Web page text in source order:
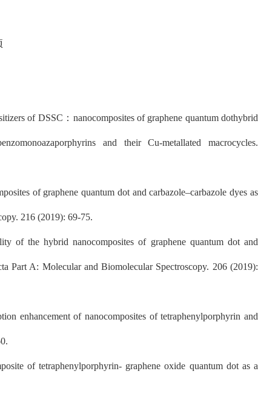
of DSSC：nanocomposites of graphene quantum dothybrid
and their Cu-metallated macrocycles.
of graphene quantum dot and carbazole–carbazole dyes as
216 (2019): 69-75.
of the hybrid nanocomposites of graphene quantum dot and
Part A: Molecular and Biomolecular Spectroscopy. 206 (2019):
enhancement of nanocomposites of tetraphenylporphyrin and
of tetraphenylporphyrin- graphene oxide quantum dot as a